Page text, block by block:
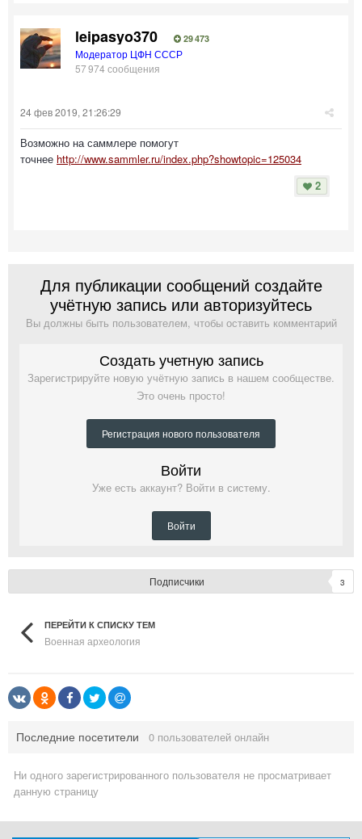
leipasyo370 29 473
Модератор ЦФН СССР
57 974 сообщения
24 фев 2019, 21:26:29
Возможно на саммлере помогут
точнее http://www.sammler.ru/index.php?showtopic=125034
2
Для публикации сообщений создайте
учётную запись или авторизуйтесь
Вы должны быть пользователем, чтобы оставить комментарий
Создать учетную запись
Зарегистрируйте новую учётную запись в нашем сообществе.
Это очень просто!
Регистрация нового пользователя
Войти
Уже есть аккаунт? Войти в систему.
Войти
Подписчики 3
ПЕРЕЙТИ К СПИСКУ ТЕМ
Военная археология
Последние посетители 0 пользователей онлайн
Ни одного зарегистрированного пользователя не просматривает
данную страницу